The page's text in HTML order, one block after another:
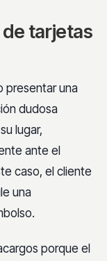
tarjetas
presentar una
dudosa
lugar,
ante el
caso, el cliente
una
porque el